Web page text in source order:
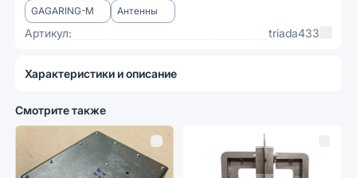
GAGARING-M Антенны
Артикул: triada433
Характеристики и описание
Смотрите также